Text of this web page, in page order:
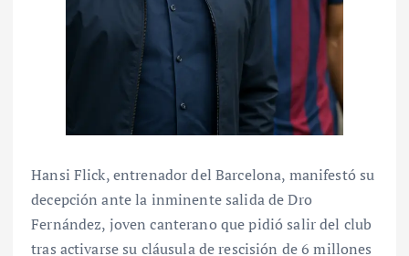
Hansi Flick, entrenador del Barcelona, manifestó su
decepción ante la inminente salida de Dro
Fernández, joven canterano que pidió salir del club
tras activarse su cláusula de rescisión de 6 millones